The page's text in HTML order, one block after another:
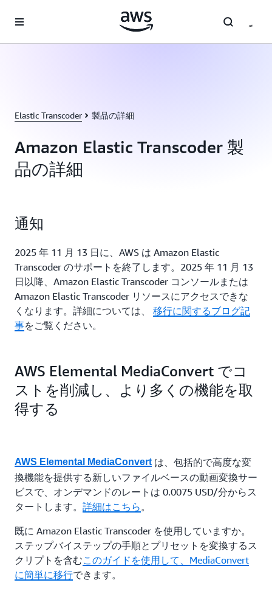
Elastic Transcoder 製品の詳細
Amazon Elastic Transcoder 製
品の詳細
通知
2025 年 11 月 13 日に、AWS は Amazon Elastic
Transcoder のサポートを終了します。2025 年 11 月 13
日以降、Amazon Elastic Transcoder コンソールまたは
Amazon Elastic Transcoder リソースにアクセスできな
くなります。詳細については、 移行に関するブログ記
事をご覧ください。
AWS Elemental MediaConvert でコ
ストを削減し、より多くの機能を取
得する
AWS Elemental MediaConvertは、包括的で高度な変
換機能を提供する新しいファイルベースの動画変換サー
ビスで、オンデマンドのレートは 0.0075 USD/分からス
タートします。 詳細はこちら。
既に Amazon Elastic Transcoder を使用していますか。
ステップバイステップの手順とプリセットを変換するス
クリプトを含むこのガイドを使用して、MediaConvert
に簡単に移行できます。